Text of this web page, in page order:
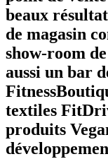
beaux
de magasin
show-room
aussi un bar
textiles
produits